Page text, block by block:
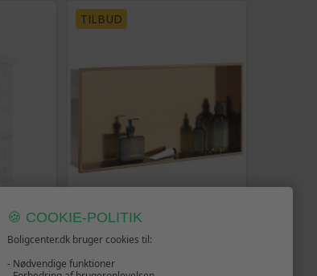
80 ×
EVA
TILBUD
Brusehylde 62 × 32 × 9 cm -
rustfrit stål i børstet guld
🍪 COOKIE-POLITIK
Boligcenter.dk bruger cookies til:
- Nødvendige funktioner